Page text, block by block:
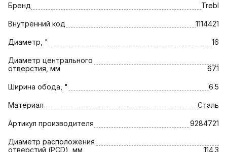
Бренд Trebl
Внутренний код 1114421
Диаметр, " 16
Диаметр центрального
отверстия, мм
67.1
Ширина обода, " 6.5
Материал Сталь
Артикул производителя 9284721
Диаметр расположения
отверстий (PCD), мм
114.3